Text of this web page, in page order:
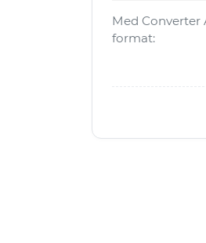
Med Converter
format: